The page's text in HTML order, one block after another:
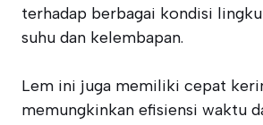
terhadap berbagai kondisi
suhu dan kelembapan.
Lem ini juga memiliki cepat
memungkinkan efisiensi waktu